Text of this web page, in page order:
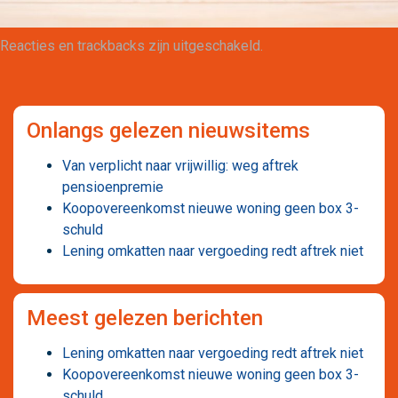
Reacties en trackbacks zijn uitgeschakeld.
Onlangs gelezen nieuwsitems
Van verplicht naar vrijwillig: weg aftrek
pensioenpremie
Koopovereenkomst nieuwe woning geen box 3-
schuld
Lening omkatten naar vergoeding redt aftrek niet
Meest gelezen berichten
Lening omkatten naar vergoeding redt aftrek niet
Koopovereenkomst nieuwe woning geen box 3-